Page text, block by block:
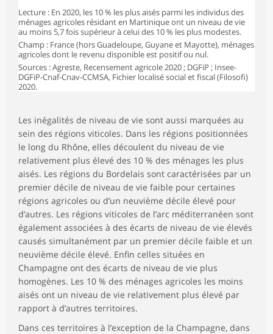
Lecture : En 2020, les 10 % les plus aisés parmi les individus des
ménages agricoles résidant en Martinique ont un niveau de vie
au moins 5,7 fois supérieur à celui des 10 % les plus modestes.
Champ : France (hors Guadeloupe, Guyane et Mayotte), ménages
agricoles dont le revenu disponible est positif ou nul.
Sources : Agreste, Recensement agricole 2020 ; DGFiP ; Insee-
DGFiP-Cnaf-Cnav-CCMSA, Fichier localisé social et fiscal (Filosofi)
2020.
Les inégalités de niveau de vie sont aussi marquées au
sein des régions viticoles. Dans les régions positionnées
le long du Rhône, elles découlent du niveau de vie
relativement plus élevé des 10 % des ménages les plus
aisés. Les régions du Bordelais sont caractérisées par un
premier décile de niveau de vie faible pour certaines
régions agricoles ou d’un neuvième décile élevé pour
d’autres. Les régions viticoles de l’arc méditerranéen sont
également associées à des écarts de niveau de vie élevés
causés simultanément par un premier décile faible et un
neuvième décile élevé. Enfin celles situées en
Champagne ont des écarts de niveau de vie plus
homogènes. Les 10 % des ménages agricoles les moins
aisés ont un niveau de vie relativement plus élevé par
rapport à d’autres territoires.
Dans ces territoires à l’exception de la Champagne, dans